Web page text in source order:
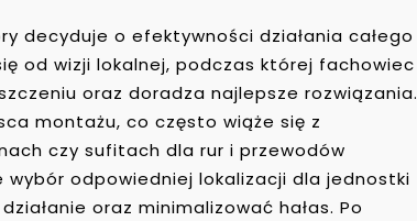
decyduje o efektywności działania całego
od wizji lokalnej, podczas której fachowiec
oraz doradza najlepsze rozwiązania.
montażu, co często wiąże się z
czy sufitach dla rur i przewodów
odpowiedniej lokalizacji dla jednostki
oraz minimalizować hałas. Po